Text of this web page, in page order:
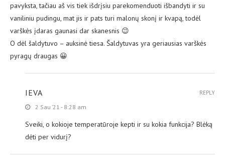
pavyksta, tačiau aš vis tiek išdrįsiu parekomenduoti išbandyti ir su
vaniliniu pudingu, mat jis ir pats turi malonų skonį ir kvapą, todėl
varškės įdaras gaunasi dar skanesnis 😉
O dėl šaldytuvo – auksinė tiesa. Šaldytuvas yra geriausias varškės
pyragų draugas 😀
IEVA
2 Sau ’21 - 8:28 am
Sveiki, o kokioje temperatūroje kepti ir su kokia funkcija? Blėką
dėti per vidurį?
REPLY